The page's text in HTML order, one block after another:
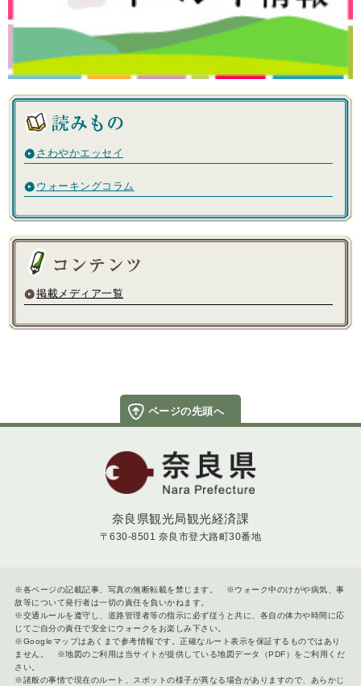
さわやかエッセイ
ウォーキングコラム
掲載メディア一覧
奈良県
奈良県観光局観光経済課
〒630-8501 奈良市登大路町30番地
※各ページの記載記事、写真の無断転載を禁じます。 ※ウォーク中のけがや病気、事
故等について発行者は一切の責任を負いかねます。
※交通ルールを遵守し、道路管理者等の指示に必ず従うと共に、各自の体力や時間に応
じてご自分の責任で安全にウォークをお楽しみ下さい。
※Googleマップはあくまで参考情報です。正確なルート表示を保証するものではあり
ません。 ※地図のご利用は当サイトが提供している地図データ（PDF）をご利用くだ
さい。
※諸般の事情で現在のルート、スポットの様子が異なる場合がありますので、あらかじ
ページの先頭へ